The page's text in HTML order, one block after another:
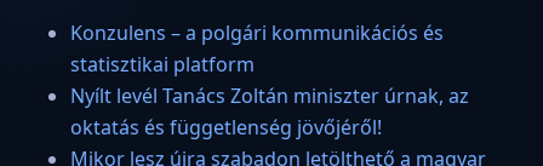
Konzulens – a polgári kommunikációs és
statisztikai platform
Nyílt levél Tanács Zoltán miniszter úrnak, az
oktatás és függetlenség jövőjéről!
Mikor lesz újra szabadon letölthető a magyar